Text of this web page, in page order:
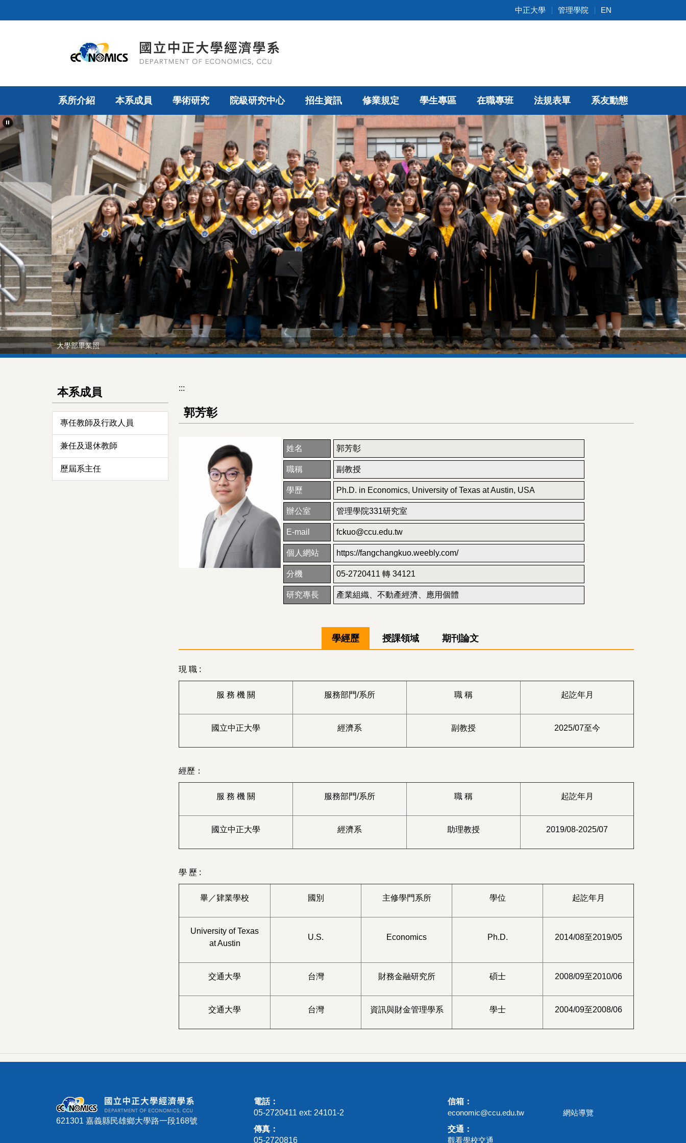
到
中正大學 管理學院 EN
系所介紹 本系成員 學術研究 院級研究中心 招生資訊 修業規定 學生專區 在職專班 法規表單 系友動態
大學部畢業照
本系成員
專任教師及行政人員
兼任及退休教師
歷屆系主任
:::
郭芳彰
姓名 郭芳彰
職稱 副教授
學歷 Ph.D. in Economics, University of Texas at Austin, USA
辦公室 管理學院331研究室
E-mail fckuo@ccu.edu.tw
個人網站 https://fangchangkuo.weebly.com/
分機 05-2720411 轉 34121
研究專長 產業組織、不動產經濟、應用個體
學經歷 授課領域 期刊論文
現 職 :
服 務 機 關 服務部門/系所 職 稱 起訖年月
國立中正大學 經濟系 副教授 2025/07至今
經歷：
服 務 機 關 服務部門/系所 職 稱 起訖年月
國立中正大學 經濟系 助理教授 2019/08-2025/07
學 歷 :
畢／肄業學校 國別 主修學門系所 學位 起訖年月
University of Texas
at Austin
U.S. Economics Ph.D. 2014/08至2019/05
交通大學 台灣 財務金融研究所 碩士 2008/09至2010/06
交通大學 台灣 資訊與財金管理學系 學士 2004/09至2008/06
621301 嘉義縣民雄鄉大學路一段168號
電話：
05-2720411 ext: 24101-2
傳真：
05-2720816
信箱：
economic@ccu.edu.tw
網站導覽
交通：
觀看學校交通